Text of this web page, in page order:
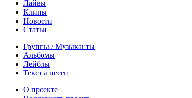
Лайвы
Клипы
Новости
Статьи
Группы / Музыканты
Альбомы
Лейблы
Тексты песен
О проекте